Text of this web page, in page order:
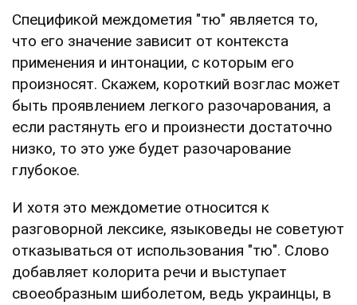
Спецификой междометия "тю" является то,
что его значение зависит от контекста
применения и интонации, с которым его
произносят. Скажем, короткий возглас может
быть проявлением легкого разочарования, а
если растянуть его и произнести достаточно
низко, то это уже будет разочарование
глубокое.
И хотя это междометие относится к
разговорной лексике, языковеды не советуют
отказываться от использования "тю". Слово
добавляет колорита речи и выступает
своеобразным шиболетом, ведь украинцы, в